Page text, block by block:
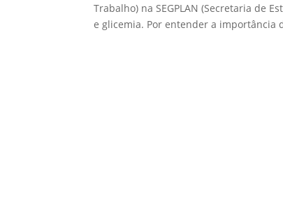
Trabalho) na SEGPLAN (Secretaria de
e glicemia. Por entender a importância